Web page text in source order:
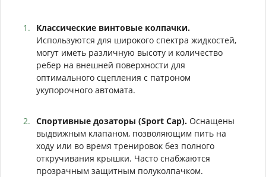
Классические винтовые колпачки.
Используются для широкого спектра жидкостей,
могут иметь различную высоту и количество
ребер на внешней поверхности для
оптимального сцепления с патроном
укупорочного автомата.
Спортивные дозаторы (Sport Cap). Оснащены
выдвижным клапаном, позволяющим пить на
ходу или во время тренировок без полного
откручивания крышки. Часто снабжаются
прозрачным защитным полуколпачком.